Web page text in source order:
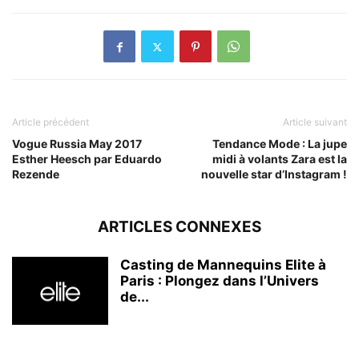
Article précédent
Vogue Russia May 2017
Esther Heesch par Eduardo
Rezende
Article suivant
Tendance Mode : La jupe
midi à volants Zara est la
nouvelle star d’Instagram !
ARTICLES CONNEXES
Casting de Mannequins Elite à
Paris : Plongez dans l’Univers
de...